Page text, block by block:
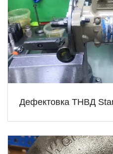
Дефектовка ТНВД